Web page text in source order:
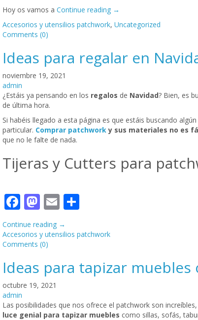
Hoy os vamos a Continue reading →
Accesorios y utensilios patchwork, Uncategorized
Comments (0)
Ideas para regalar en
noviembre 19, 2021
admin
¿Estáis ya pensando en los regalos de Navidad? Bien, es
de última hora.
Si habéis llegado a esta página es que estáis buscando algún
particular. Comprar patchwork y sus materiales no es
que no le falte de nada.
Tijeras y Cutters para
Facebook
Mastodon
Email
Continue reading →
Accesorios y utensilios patchwork
Comments (0)
Ideas para tapizar
octubre 19, 2021
admin
Las posibilidades que nos ofrece el patchwork son
luce genial para tapizar muebles como sillas, sofás,